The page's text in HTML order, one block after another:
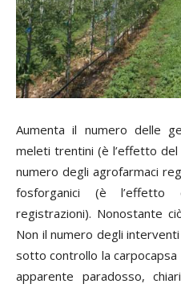
Aumenta il numero delle
meleti trentini (è l’effetto del
numero degli agrofarmaci
fosforganici (è
registrazioni). Nonostante
Non il numero degli
sotto controllo la
apparente paradosso,